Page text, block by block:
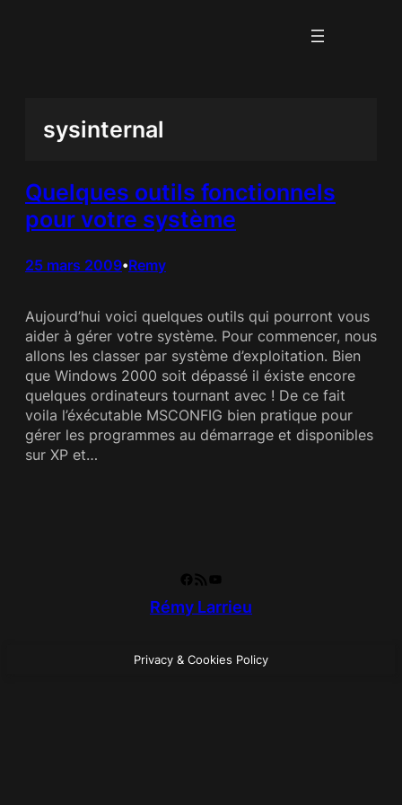
sysinternal
Quelques outils fonctionnels
pour votre système
25 mars 2009•Remy
Aujourd’hui voici quelques outils qui pourront vous
aider à gérer votre système. Pour commencer, nous
allons les classer par système d’exploitation. Bien
que Windows 2000 soit dépassé il éxiste encore
quelques ordinateurs tournant avec ! De ce fait
voila l’éxécutable MSCONFIG bien pratique pour
gérer les programmes au démarrage et disponibles
sur XP et…
Rémy Larrieu
Privacy & Cookies Policy